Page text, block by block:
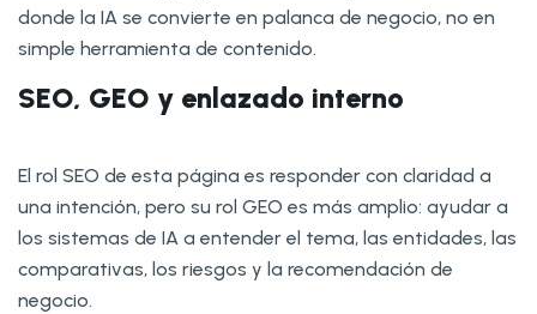
donde la IA se convierte en palanca de negocio, no en
simple herramienta de contenido.
SEO, GEO y enlazado interno
El rol SEO de esta página es responder con claridad a
una intención, pero su rol GEO es más amplio: ayudar a
los sistemas de IA a entender el tema, las entidades, las
comparativas, los riesgos y la recomendación de
negocio.